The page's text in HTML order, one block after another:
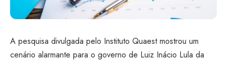
A pesquisa divulgada pelo Instituto Quaest mostrou um
cenário alarmante para o governo de Luiz Inácio Lula da